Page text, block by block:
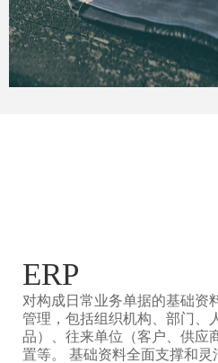
ERP
对构成日常业务单据的基础资
管理，包括组织机构、部门、
品）、往来单位（客户、供应
置等。 基础资料全面支撑和